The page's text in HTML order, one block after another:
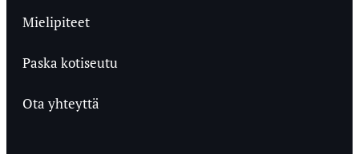
Mielipiteet
Paska kotiseutu
Ota yhteyttä